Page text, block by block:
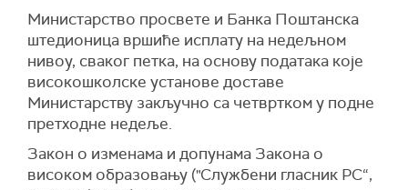
Министарство просвете и Банка Поштанска
штедионица вршиће исплату на недељном
нивоу, сваког петка, на основу података које
високошколске установе доставе
Министарству закључно са четвртком у подне
претходне недеље.
Закон о изменама и допунама Закона о
високом образовању ("Службени гласник РС“,